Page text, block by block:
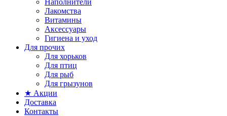
Наполнители
Лакомства
Витамины
Аксессуары
Гигиена и уход
Для прочих
Для хорьков
Для птиц
Для рыб
Для грызунов
★ Акции
Доставка
Контакты